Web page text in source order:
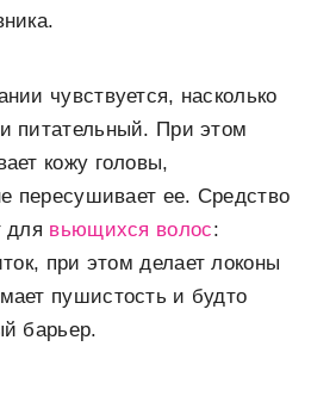
чувствуется, насколько
питательный. При этом
кожу головы,
пересушивает ее. Средство
для вьющихся волос:
при этом делает локоны
пушистость и будто
барьер.